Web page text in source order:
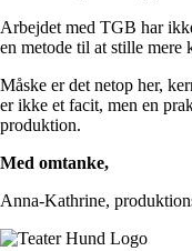
Arbejdet med TGB har
en metode til at stille mere
Måske er det netop her,
er ikke et facit, men en
produktion.
Med omtanke,
Anna-Kathrine,